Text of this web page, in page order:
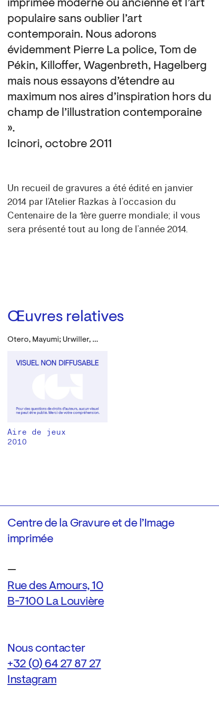
imprimée moderne ou ancienne et l’art
populaire sans oublier l’art
contemporain. Nous adorons
évidemment Pierre La police, Tom de
Pékin, Killoffer, Wagenbreth, Hagelberg
mais nous essayons d’étendre au
maximum nos aires d’inspiration hors du
champ de l’illustration contemporaine
».
Icinori, octobre 2011
Un recueil de gravures a été édité en janvier
2014 par l’Atelier Razkas à l’occasion du
Centenaire de la 1ère guerre mondiale; il vous
sera présenté tout au long de l’année 2014.
Œuvres relatives
Otero, Mayumi; Urwiller, Raphaël
Aire de jeux
2010
Centre de la Gravure et de l’Image
imprimée
—
Rue des Amours, 10
B-7100 La Louvière
Nous contacter
+32 (0) 64 27 87 27
Instagram